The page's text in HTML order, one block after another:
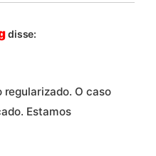
disse:
regularizado. O caso
Estamos